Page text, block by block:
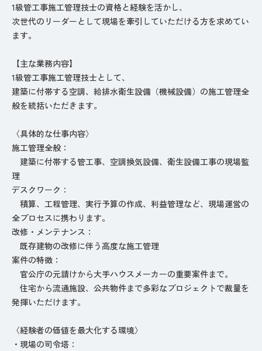
1級管工事施工管理技士の資格と経験を活かし、
次世代のリーダーとして現場を牽引していただける方を求めてい
ます。
【主な業務内容】
1級管工事施工管理技士として、
建築に付帯する空調、給排水衛生設備（機械設備）の施工管理全
般を統括いただきます。
〈具体的な仕事内容〉
施工管理全般：
建築に付帯する管工事、空調換気設備、衛生設備工事の現場監
理
デスクワーク：
積算、工程管理、実行予算の作成、利益管理など、現場運営の
全プロセスに携わります。
改修・メンテナンス：
既存建物の改修に伴う高度な施工管理
案件の特徴：
官公庁の元請けから大手ハウスメーカーの重要案件まで。
住宅から流通施設、公共物件まで多彩なプロジェクトで裁量を
発揮いただけます。
〈経験者の価値を最大化する環境〉
・現場の司令塔：